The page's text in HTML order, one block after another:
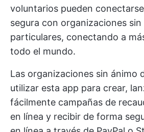
voluntarios pueden
segura con organizaciones
particulares, conectando a
todo el mundo.
Las organizaciones sin ánimo
utilizar esta app para crear,
fácilmente campañas de
en línea y recibir de forma